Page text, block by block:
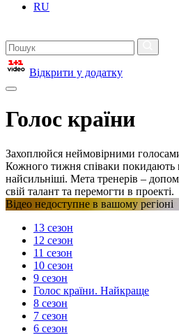
RU
Відкрити у додатку
Голос країни
Захоплюйся неймовірними
Кожного тижня співаки
найсильніші. Мета тренерів –
свій талант та перемогти в проекті.
Відео недоступне в вашому регіоні
13 сезон
12 сезон
11 сезон
10 сезон
9 сезон
Голос країни. Найкраще
8 сезон
7 сезон
6 сезон